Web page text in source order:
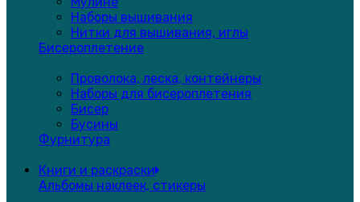
Наборы вышивания
Нитки для вышивания, иглы
Бисероплетение
Проволока, леска, контейнеры
Наборы для бисероплетения
Бисер
Бусины
Фурнитура
Книги и раскраски
Альбомы наклеек, стикеры